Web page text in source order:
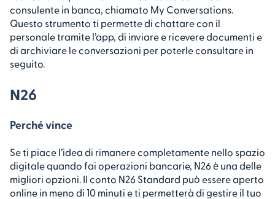
consulente in banca, chiamato My Conversations.
Questo strumento ti permette di chattare con il
personale tramite l’app, di inviare e ricevere documenti e
di archiviare le conversazioni per poterle consultare in
seguito.
N26
Perché vince
Se ti piace l’idea di rimanere completamente nello spazio
digitale quando fai operazioni bancarie, N26 è una delle
migliori opzioni. Il conto N26 Standard può essere aperto
online in meno di 10 minuti e ti permetterà di gestire il tuo